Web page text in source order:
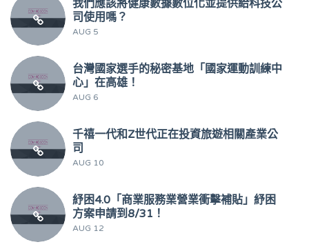
我們應該將健康數據數位化並提供給科技公
司使用嗎？
AUG 5
台灣國家選手的秘密基地「國家運動訓練中
心」在高雄！
AUG 6
千禧一代和Z世代正在投資旅遊相關產業公
司
AUG 10
紓困4.0「商業服務業營業衝擊補貼」紓困
方案申請到8/31！
AUG 12